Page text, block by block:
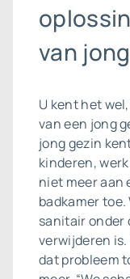
van
U kent het
van een jong
jong gezin
kinderen,
niet meer aan
badkamer
sanitair onder
verwijderen
dat probleem